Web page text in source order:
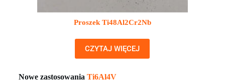
Proszek Ti48Al2Cr2Nb
CZYTAJ WIĘCEJ
Nowe zastosowania Ti6Al4V